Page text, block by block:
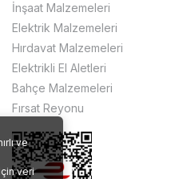
ve
veri
İnşaat Malzemeleri
Elektrik Malzemeleri
Hırdavat Malzemeleri
Elektrikli El Aletleri
Bahçe Malzemeleri
Fırsat Reyonu